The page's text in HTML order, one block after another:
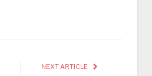
NEXT ARTICLE